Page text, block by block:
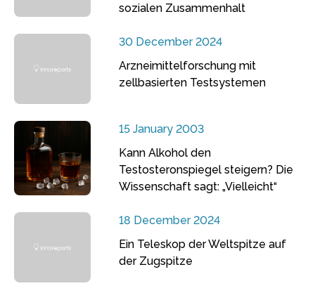
sozialen Zusammenhalt
30 December 2024
Arzneimittelforschung mit
zellbasierten Testsystemen
15 January 2003
Kann Alkohol den
Testosteronspiegel steigern? Die
Wissenschaft sagt: „Vielleicht“
18 December 2024
Ein Teleskop der Weltspitze auf
der Zugspitze